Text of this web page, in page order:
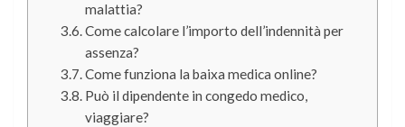
malattia?
Come calcolare l’importo dell’indennità per
assenza?
Come funziona la baixa medica online?
Può il dipendente in congedo medico,
viaggiare?